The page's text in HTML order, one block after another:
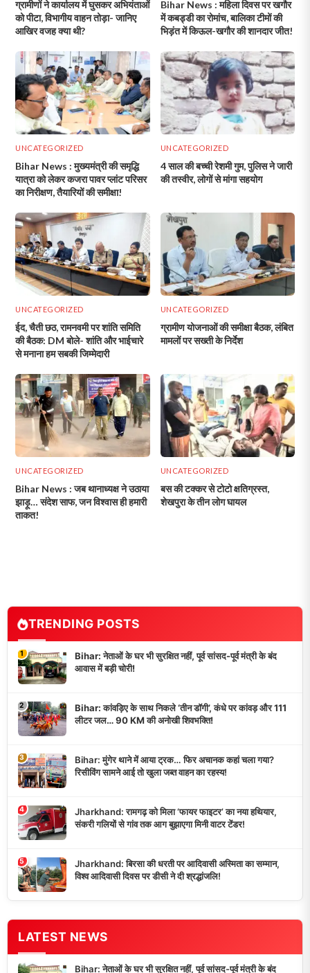
ग्रामीणों ने कार्यालय में घुसकर अभियंताओं
को पीटा, विभागीय वाहन तोड़ा- जानिए
आखिर वजह क्या थी?
Bihar News : महिला दिवस पर खगौर
में कबड्डी का रोमांच, बालिका टीमों की
भिड़ंत में किऊल-खगौर की शानदार जीत!
UNCATEGORIZED
Bihar News : मुख्यमंत्री की समृद्धि
यात्रा को लेकर कजरा पावर प्लांट परिसर
का निरीक्षण, तैयारियों की समीक्षा!
UNCATEGORIZED
4 साल की बच्ची रेशमी गुम, पुलिस ने जारी
की तस्वीर, लोगों से मांगा सहयोग
UNCATEGORIZED
ईद, चैती छठ, रामनवमी पर शांति समिति
की बैठक: DM बोले- शांति और भाईचारे
से मनाना हम सबकी जिम्मेदारी
UNCATEGORIZED
ग्रामीण योजनाओं की समीक्षा बैठक, लंबित
मामलों पर सख्ती के निर्देश
UNCATEGORIZED
Bihar News : जब थानाध्यक्ष ने उठाया
झाड़ू… संदेश साफ, जन विश्वास ही हमारी
ताकत!
UNCATEGORIZED
बस की टक्कर से टोटो क्षतिग्रस्त,
शेखपुरा के तीन लोग घायल
TRENDING POSTS
1
Bihar: नेताओं के घर भी सुरक्षित नहीं, पूर्व सांसद-पूर्व मंत्री के बंद
आवास में बड़ी चोरी!
2
Bihar: कांवड़िए के साथ निकले ‘तीन डॉगी’, कंधे पर कांवड़ और 111
लीटर जल… 90 KM की अनोखी शिवभक्ति!
3
Bihar: मुंगेर थाने में आया ट्रक… फिर अचानक कहां चला गया?
रिसीविंग सामने आई तो खुला जब्त वाहन का रहस्य!
4
Jharkhand: रामगढ़ को मिला ‘फायर फाइटर’ का नया हथियार,
संकरी गलियों से गांव तक आग बुझाएगा मिनी वाटर टेंडर!
5
Jharkhand: बिरसा की धरती पर आदिवासी अस्मिता का सम्मान,
विश्व आदिवासी दिवस पर डीसी ने दी श्रद्धांजलि!
LATEST NEWS
Bihar: नेताओं के घर भी सुरक्षित नहीं, पूर्व सांसद-पूर्व मंत्री के बंद